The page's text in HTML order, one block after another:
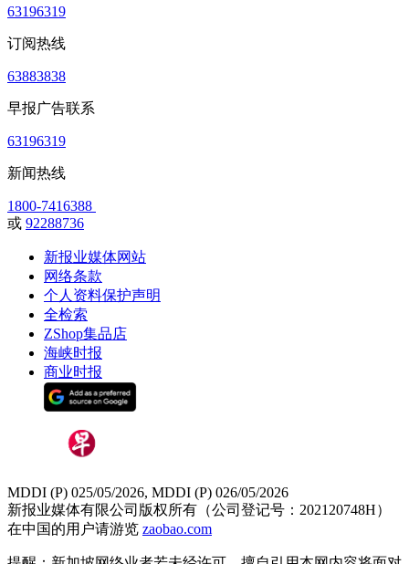
63196319
订阅热线
63883838
早报广告联系
63196319
新闻热线
1800-7416388
或 92288736
新报业媒体网站
网络条款
个人资料保护声明
全检索
ZShop集品店
海峡时报
商业时报
MDDI (P) 025/05/2026, MDDI (P) 026/05/2026
新报业媒体有限公司版权所有（公司登记号：202120748H）
在中国的用户请游览 zaobao.com